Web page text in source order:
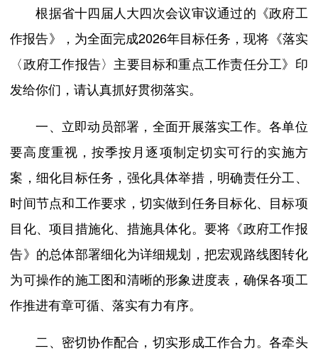
根据省十四届人大四次会议审议通过的《政府工
作报告》，为全面完成2026年目标任务，现将《落实
〈政府工作报告〉主要目标和重点工作责任分工》印
发给你们，请认真抓好贯彻落实。
一、立即动员部署，全面开展落实工作。各单位
要高度重视，按季按月逐项制定切实可行的实施方
案，细化目标任务，强化具体举措，明确责任分工、
时间节点和工作要求，切实做到任务目标化、目标项
目化、项目措施化、措施具体化。要将《政府工作报
告》的总体部署细化为详细规划，把宏观路线图转化
为可操作的施工图和清晰的形象进度表，确保各项工
作推进有章可循、落实有力有序。
二、密切协作配合，切实形成工作合力。各牵头